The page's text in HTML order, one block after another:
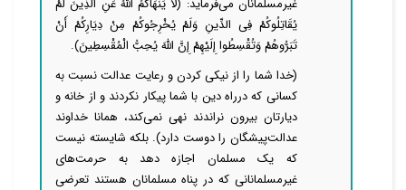
غیرمسلمانان می‌فرماید: (لَا یَنْهَاکُمُ اللَّهُ عَنِ الَّذِینَ لَمْ
یُقَاتِلُوکُمْ فِی الدِّینِ وَلَمْ یُخْرِجُوکُمْ مِنْ دِیَارِکُمْ أَنْ
تَبَرُّوهُمْ وَتُقْسِطُوا إِلَیْهِمْ إِنَّ اللَّهَ یُحِبُّ الْمُقْسِطِینَ).
(خدا ‌‌‌‌شما را از نیکی کردن و رعایت عدالت نسبت به
کسانی که درراه دین با شما پیکار نکردند و از خانه و
دیارتان بیرون نراندند نهی نمی‌کند، همانا خداوند
عدالت‌پیشگان را دوست دارد). بلکه شایسته نیست
که یک مسلمان اجازه دهد به حرمت‌های
غیرمسلمانانی که در پناه مسلمانان هستند تعرضی